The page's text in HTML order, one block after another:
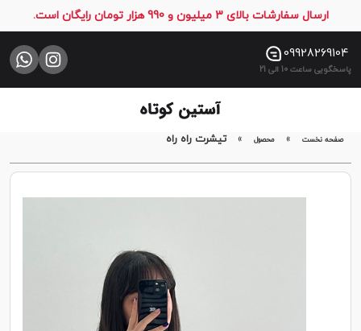
ارسال سفارشات بالای 3 میلیون و 990 هزار تومان رایگان است.
09928269104
پاسخگویی ساعت 10 الی 21
صفحه
نخست
فروشگاه
صفحه نخست » محصول » تیشرت راه راه